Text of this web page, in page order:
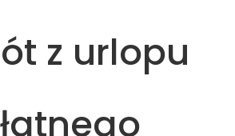
z urlopu